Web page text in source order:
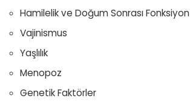
Hamilelik ve Doğum Sonrası
Vajinismus
Yaşlılık
Menopoz
Genetik Faktörler